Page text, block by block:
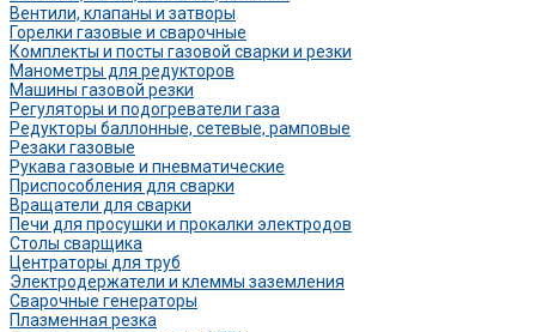
Вентили, клапаны и затворы
Горелки газовые и сварочные
Комплекты и посты газовой сварки и резки
Манометры для редукторов
Машины газовой резки
Регуляторы и подогреватели газа
Редукторы баллонные, сетевые, рамповые
Резаки газовые
Рукава газовые и пневматические
Приспособления для сварки
Вращатели для сварки
Печи для просушки и прокалки электродов
Столы сварщика
Центраторы для труб
Электродержатели и клеммы заземления
Сварочные генераторы
Плазменная резка